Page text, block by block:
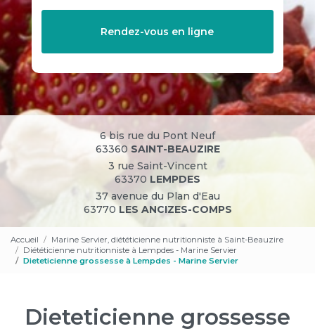
Rendez-vous en ligne
6 bis rue du Pont Neuf
63360 SAINT-BEAUZIRE
3 rue Saint-Vincent
63370 LEMPDES
37 avenue du Plan d'Eau
63770 LES ANCIZES-COMPS
Accueil
Marine Servier, diététicienne nutritionniste à Saint-Beauzire
Diététicienne nutritionniste à Lempdes - Marine Servier
Dieteticienne grossesse à Lempdes - Marine Servier
Dieteticienne grossesse